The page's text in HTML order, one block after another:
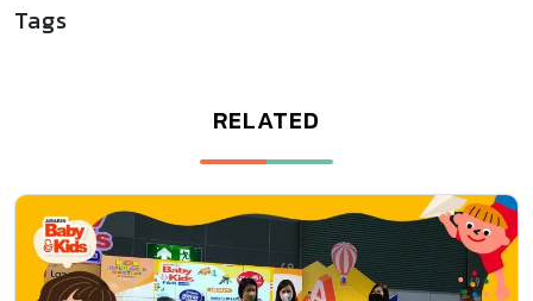
Tags
RELATED